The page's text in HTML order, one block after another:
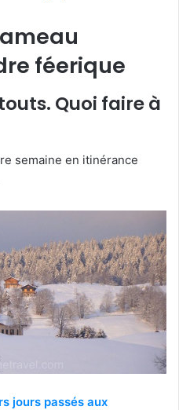
féerique
Quoi faire à
semaine en itinérance
jours passés aux